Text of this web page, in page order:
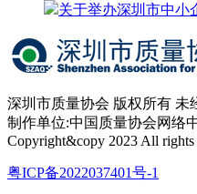
关于举办深圳市中小
深圳市质量协会 版权所有 未
制作单位:中国质量协会网络
Copyright&copy 2023 All rights
粤ICP备2022037401号-1